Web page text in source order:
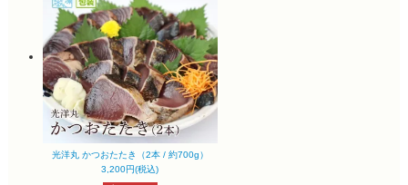
光洋丸 かつおたたき（2本 / 約700g）
3,200円(税込)